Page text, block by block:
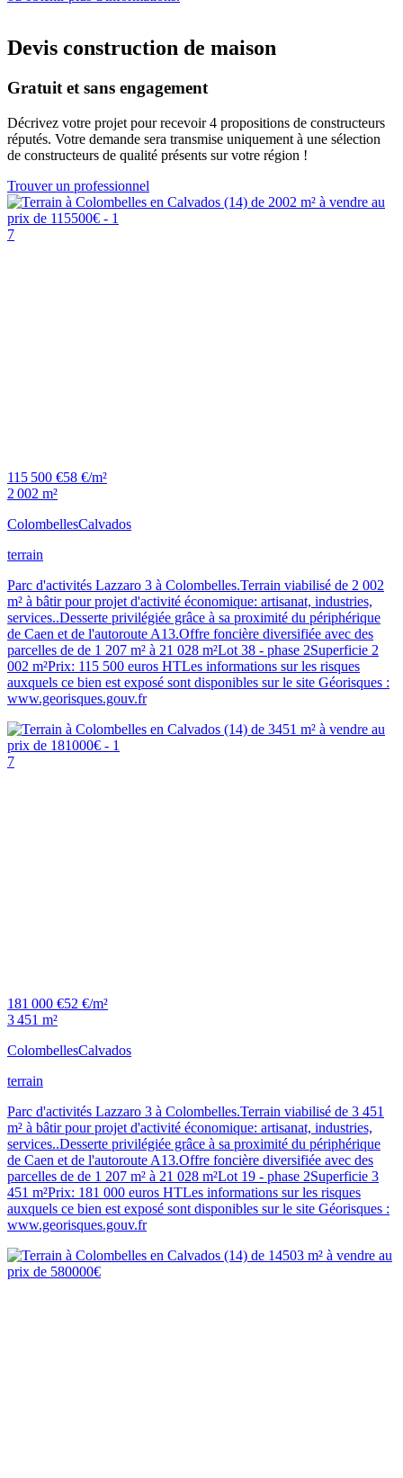
Devis construction de maison
Gratuit et sans engagement
Décrivez votre projet pour recevoir 4 propositions de constructeurs
réputés. Votre demande sera transmise uniquement à une sélection
de constructeurs de qualité présents sur votre région !
Trouver un professionnel
7
115 500 €58 €/m²
2 002 m²
ColombellesCalvados
terrain
Parc d'activités Lazzaro 3 à Colombelles.Terrain viabilisé de 2 002
m² à bâtir pour projet d'activité économique: artisanat, industries,
services..Desserte privilégiée grâce à sa proximité du périphérique
de Caen et de l'autoroute A13.Offre foncière diversifiée avec des
parcelles de de 1 207 m² à 21 028 m²Lot 38 - phase 2Superficie 2
002 m²Prix: 115 500 euros HTLes informations sur les risques
auxquels ce bien est exposé sont disponibles sur le site Géorisques :
www.georisques.gouv.fr
7
181 000 €52 €/m²
3 451 m²
ColombellesCalvados
terrain
Parc d'activités Lazzaro 3 à Colombelles.Terrain viabilisé de 3 451
m² à bâtir pour projet d'activité économique: artisanat, industries,
services..Desserte privilégiée grâce à sa proximité du périphérique
de Caen et de l'autoroute A13.Offre foncière diversifiée avec des
parcelles de de 1 207 m² à 21 028 m²Lot 19 - phase 2Superficie 3
451 m²Prix: 181 000 euros HTLes informations sur les risques
auxquels ce bien est exposé sont disponibles sur le site Géorisques :
www.georisques.gouv.fr